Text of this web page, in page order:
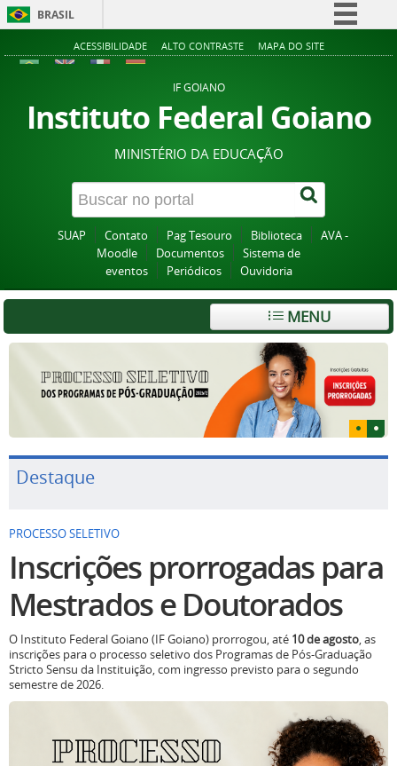
BRASIL
Simplifique!
Acesso à informação
Legislação
Canais
ACESSIBILIDADE ALTO CONTRASTE MAPA DO SITE
IF GOIANO
Instituto Federal Goiano
MINISTÉRIO DA EDUCAÇÃO
SUAP Contato Pag Tesouro Biblioteca
AVA -
Moodle
Documentos
Sistema de
eventos
Periódicos Ouvidoria
MENU
Destaque
PROCESSO SELETIVO
Inscrições prorrogadas para
Mestrados e Doutorados
O Instituto Federal Goiano (IF Goiano) prorrogou, até 10 de agosto, as
inscrições para o processo seletivo dos Programas de Pós-Graduação
Stricto Sensu da Instituição, com ingresso previsto para o segundo
semestre de 2026.